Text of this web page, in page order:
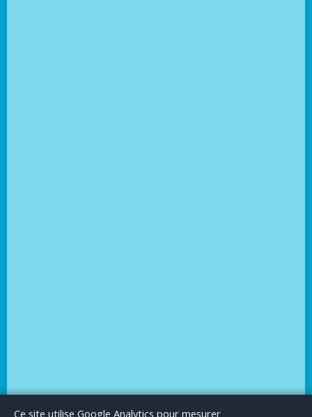
Le BlogPublicité Articles invitésMentions Légales
Ce site utilise Google Analytics pour mesurer